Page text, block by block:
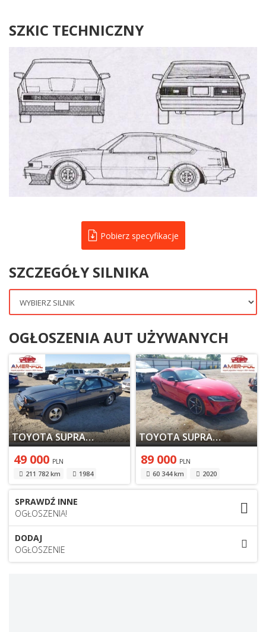
SZKIC TECHNICZNY
Pobierz specyfikacje
SZCZEGÓŁY SILNIKA
OGŁOSZENIA AUT UŻYWANYCH
TOYOTA SUPRA II 1984
49 000 PLN
211 782 km 1984
TOYOTA SUPRA V 2020
89 000 PLN
60 344 km 2020
SPRAWDŹ INNE
OGŁOSZENIA!
DODAJ
OGŁOSZENIE